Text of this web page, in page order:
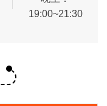
19:00~21:30